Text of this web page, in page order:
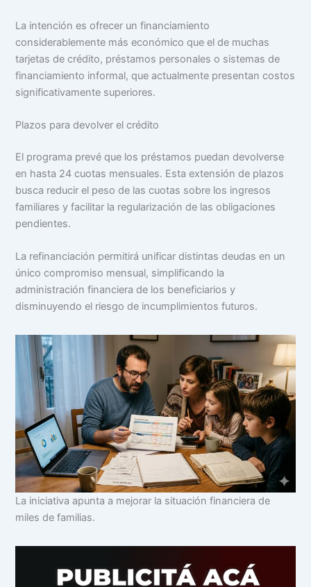
La intención es ofrecer un financiamiento
considerablemente más económico que el de muchas
tarjetas de crédito, préstamos personales o sistemas de
financiamiento informal, que actualmente presentan costos
significativamente superiores.
Plazos para devolver el crédito
El programa prevé que los préstamos puedan devolverse
en hasta 24 cuotas mensuales. Esta extensión de plazos
busca reducir el peso de las cuotas sobre los ingresos
familiares y facilitar la regularización de las obligaciones
pendientes.
La refinanciación permitirá unificar distintas deudas en un
único compromiso mensual, simplificando la
administración financiera de los beneficiarios y
disminuyendo el riesgo de incumplimientos futuros.
La iniciativa apunta a mejorar la situación financiera de
miles de familias.